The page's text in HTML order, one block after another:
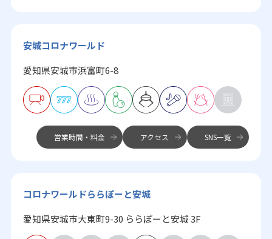
安城コロナワールド
愛知県安城市浜富町6-8
営業時間・料金 アクセス SNS一覧
コロナワールドららぽーと安城
愛知県安城市大東町9-30 ららぽーと安城 3F